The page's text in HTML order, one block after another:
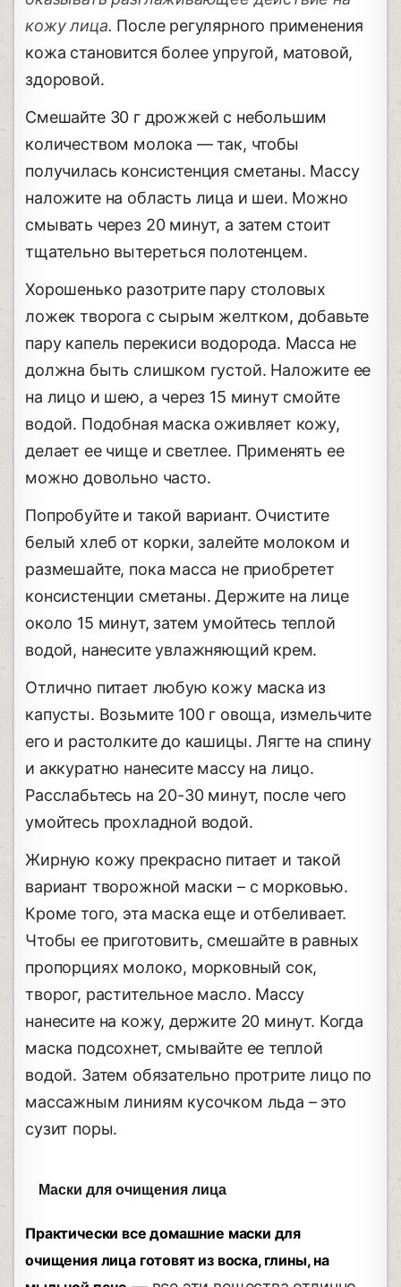
кожу лица. После регулярного применения
кожа становится более упругой, матовой,
здоровой.
Смешайте 30 г дрожжей с небольшим
количеством молока — так, чтобы
получилась консистенция сметаны. Массу
наложите на область лица и шеи. Можно
смывать через 20 минут, а затем стоит
тщательно вытереться полотенцем.
Хорошенько разотрите пару столовых
ложек творога с сырым желтком, добавьте
пару капель перекиси водорода. Масса не
должна быть слишком густой. Наложите ее
на лицо и шею, а через 15 минут смойте
водой. Подобная маска оживляет кожу,
делает ее чище и светлее. Применять ее
можно довольно часто.
Попробуйте и такой вариант. Очистите
белый хлеб от корки, залейте молоком и
размешайте, пока масса не приобретет
консистенции сметаны. Держите на лице
около 15 минут, затем умойтесь теплой
водой, нанесите увлажняющий крем.
Отлично питает любую кожу маска из
капусты. Возьмите 100 г овоща, измельчите
его и растолките до кашицы. Лягте на спину
и аккуратно нанесите массу на лицо.
Расслабьтесь на 20-30 минут, после чего
умойтесь прохладной водой.
Жирную кожу прекрасно питает и такой
вариант творожной маски – с морковью.
Кроме того, эта маска еще и отбеливает.
Чтобы ее приготовить, смешайте в равных
пропорциях молоко, морковный сок,
творог, растительное масло. Массу
нанесите на кожу, держите 20 минут. Когда
маска подсохнет, смывайте ее теплой
водой. Затем обязательно протрите лицо по
массажным линиям кусочком льда – это
сузит поры.
Маски для очищения лица
Практически все домашние маски для
очищения лица готовят из воска, глины, на